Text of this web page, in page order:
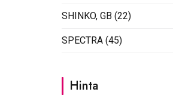
SHINKO, GB (22)
SPECTRA (45)
Hinta